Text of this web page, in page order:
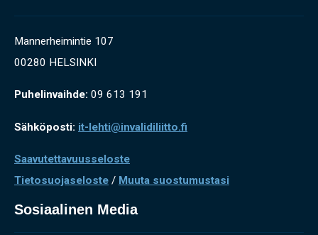
Mannerheimintie 107
00280 HELSINKI
Puhelinvaihde: 09 613 191
Sähköposti: it-lehti@invalidiliitto.fi
Saavutettavuusseloste
Tietosuojaseloste / Muuta suostumustasi
Sosiaalinen Media